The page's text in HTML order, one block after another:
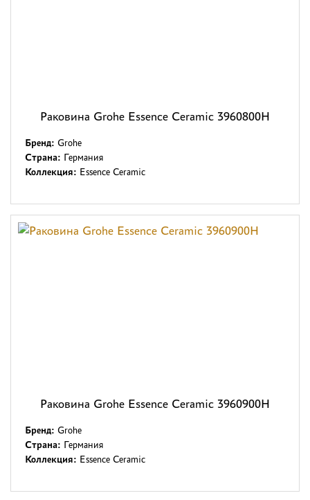
Раковина Grohe Essence Ceramic 3960800H
Бренд: Grohe
Страна: Германия
Коллекция: Essence Ceramic
Раковина Grohe Essence Ceramic 3960900H
Бренд: Grohe
Страна: Германия
Коллекция: Essence Ceramic